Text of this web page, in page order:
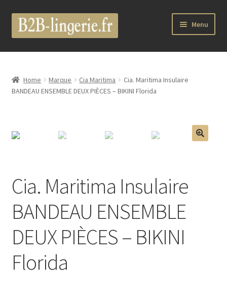
Aller
Aller
au
Menu
B2B Lingerie Site Officiel
Wholesale Registration Page
Boutique
Luxury Lingerie
Femme
Homme
Maillot de bain Femme
Home Marque Cia Maritima
Cia. Maritima Insulaire
BANDEAU ENSEMBLE DEUX PIÈCES – BIKINI Florida
Cia. Maritima Insulaire
BANDEAU ENSEMBLE
DEUX PIÈCES – BIKINI
Florida